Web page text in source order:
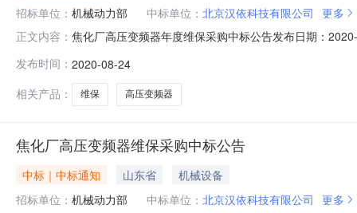
招标单位： 机械动力部 中标单位： 北京汉依科技有限公司 更多
正文内容： 焦化厂高压变频器年度维保采购中标公告发布日期：
循环风机每年维护维修费1北京汉依科技有限公司23#4#
发布时间： 2020-08-24
相关产品：
维保 高压变频器
焦化厂高压变频器维保采购中标公告
中标｜中标通知 山东省
机械设备
招标单位： 机械动力部 中标单位： 北京汉依科技有限公司 更多